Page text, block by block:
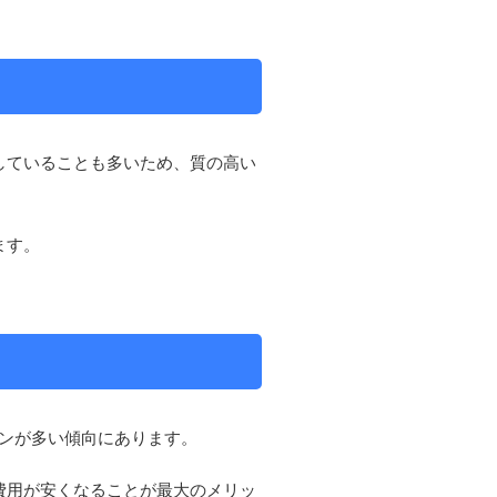
いることも多いため、質の高い
。
多い傾向にあります。
が安くなることが最大のメリッ